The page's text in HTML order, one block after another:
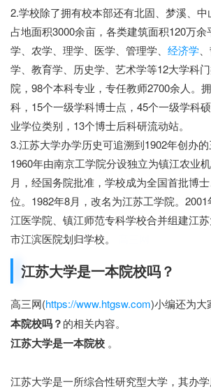
2.学校除了拥有校本部还有北固、梦溪、
占地面积3000余亩，各类建筑面积120万
学、农学、理学、医学、管理学、 经济学
学、教育学、历史学、艺术学等12大学科
院，98个本科专业，专任教师2700余人。
科，15个一级学科博士点，45个一级学科
业学位类别，13个博士后科研流动站。
3.江苏大学办学历史可追溯到1902年创办的
1960年由南京工学院分设独立为镇江农业
月，经国务院批准，学校成为全国首批博
位。1982年8月，改名为江苏工学院。
江医学院、镇江师范专科学校合并组建江
市江滨医院划归学校。
江苏大学是一本院校吗？
高三网(https://www.htgsw.com)小编还为大
本院校吗？的相关内容。
江苏大学是一本院校 。
江苏大学是一所综合性研究型大学，其办